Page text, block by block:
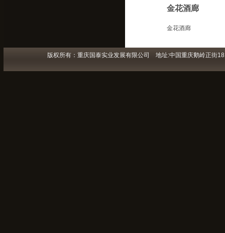
金花酒廊
金花酒廊
版权所有：重庆国泰实业发展有限公司 地址:中国重庆鹅岭正